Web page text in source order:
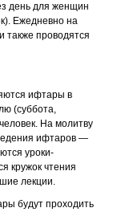
день для женщин
Ежедневно на
также проводятся
ифтары в
(суббота,
На молитву
ифтаров —
уроки-
кружок чтения
лекции.
будут проходить